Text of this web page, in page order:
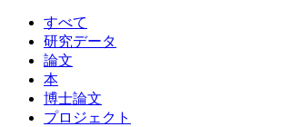
すべて
研究データ
論文
本
博士論文
プロジェクト